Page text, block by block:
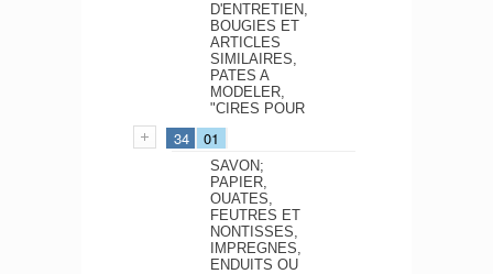
D'ENTRETIEN,
BOUGIES ET
ARTICLES
SIMILAIRES,
PATES A
MODELER,
"CIRES POUR
34 01
SAVON;
PAPIER,
OUATES,
FEUTRES ET
NONTISSES,
IMPREGNES,
ENDUITS OU